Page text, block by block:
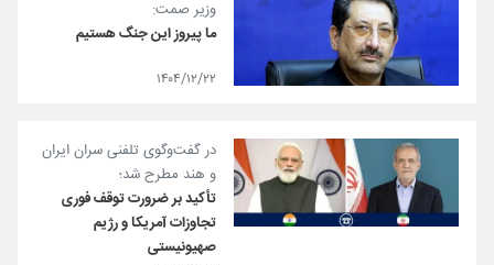
وزیر صمت:
ما پیروز این جنگ هستیم
۱۴۰۴/۱۲/۲۲
در گفت‌وگوی تلفنی سران ایران
و هند مطرح شد؛
تأکید بر ضرورت توقف فوری
تجاوزات آمریکا و رژیم
صهیونیستی